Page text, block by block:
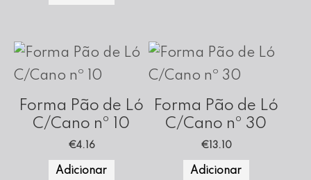
Forma Pão de Ló
C/Cano nº 10
€4.16
Adicionar
Forma Pão de Ló
C/Cano nº 30
€13.10
Adicionar